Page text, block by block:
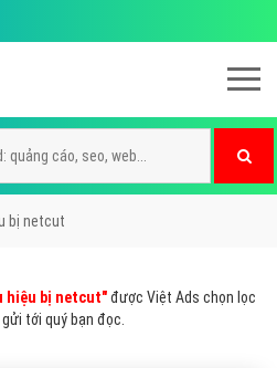
bị netcut
hiệu bị netcut"được Việt Ads chọn lọc
tới quý bạn đọc.